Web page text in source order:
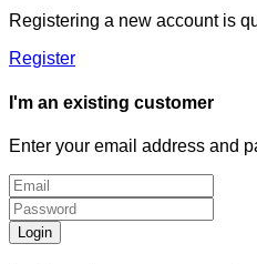
Registering a new account is
Register
I'm an existing customer
Enter your email address and
Login